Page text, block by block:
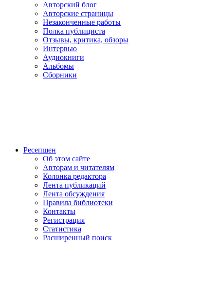
Авторский блог
Авторские страницы
Незаконченные работы
Полка публициста
Отзывы, критика, обзоры
Интервью
Аудиокниги
Альбомы
Сборники
Ресепшен
Об этом сайте
Авторам и читателям
Колонка редактора
Лента публикаций
Лента обсуждения
Правила библиотеки
Контакты
Регистрация
Статистика
Расширенный поиск